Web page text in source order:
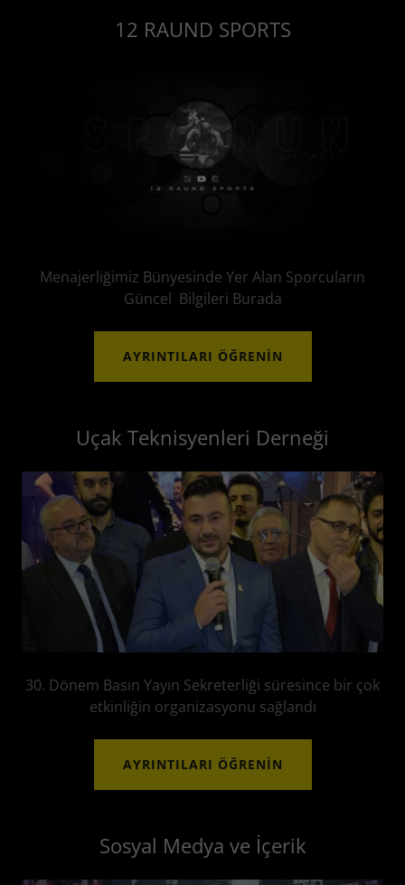
12 RAUND SPORTS
Menajerliğimiz Bünyesinde Yer Alan Sporcuların
Güncel Bilgileri Burada
AYRINTILARI ÖĞRENIN
Uçak Teknisyenleri Derneği
30. Dönem Basın Yayın Sekreterliği süresince bir çok
etkinliğin organizasyonu sağlandı
AYRINTILARI ÖĞRENIN
Sosyal Medya ve İçerik